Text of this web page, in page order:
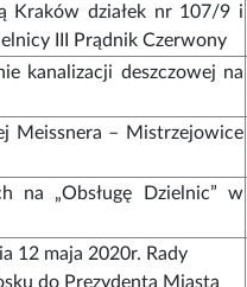
Kraków działek nr 107/9 i
III Prądnik Czerwony
kanalizacji deszczowej na
Meissnera – Mistrzejowice
na „Obsługę Dzielnic” w
12 maja 2020r. Rady
do Prezydenta Miasta